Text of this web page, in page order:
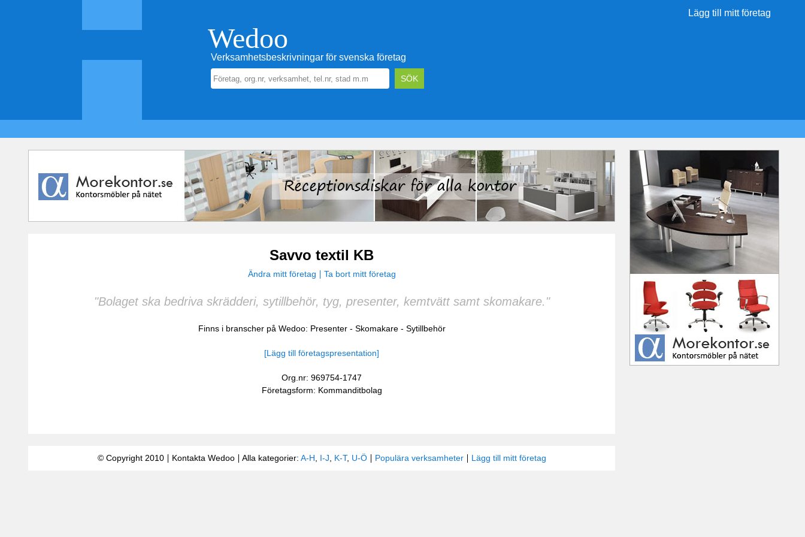
Lägg till mitt företag
Wedoo
Verksamhetsbeskrivningar för svenska företag
Savvo textil KB
Ändra mitt företag Ta bort mitt företag
"Bolaget ska bedriva skrädderi, sytillbehör, tyg, presenter, kemtvätt samt skomakare."
Finns i branscher på Wedoo: Presenter- Skomakare- Sytillbehör
[Lägg till företagspresentation]
Org.nr: 969754-1747
Företagsform: Kommanditbolag
© Copyright 2010 Kontakta Wedoo Alla kategorier: A-H I-J K-T, U-Ö Populära verksamheter Lägg till mitt företag